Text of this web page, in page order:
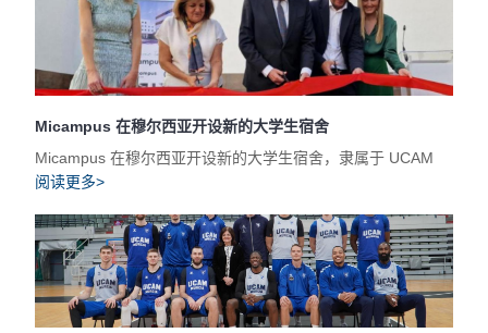
Micampus 在穆尔西亚开设新的大学生宿舍
Micampus 在穆尔西亚开设新的大学生宿舍，隶属于 UCAM
阅读更多>